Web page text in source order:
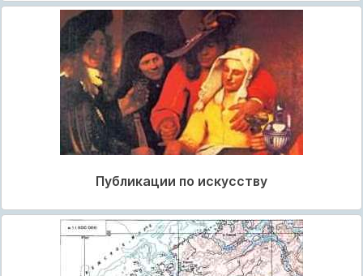
Публикации по искусству